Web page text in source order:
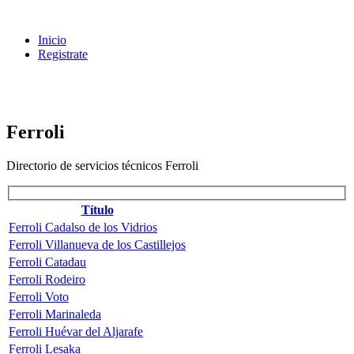
Inicio
Registrate
Ferroli
Directorio de servicios técnicos Ferroli
Título
Ferroli Cadalso de los Vidrios
Ferroli Villanueva de los Castillejos
Ferroli Catadau
Ferroli Rodeiro
Ferroli Voto
Ferroli Marinaleda
Ferroli Huévar del Aljarafe
Ferroli Lesaka